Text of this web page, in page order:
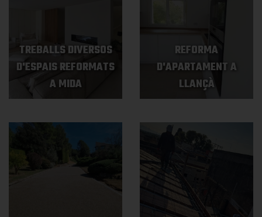
TREBALLS DIVERSOS
D'ESPAIS REFORMATS
A MIDA
REFORMA
D'APARTAMENT A
LLANÇÀ